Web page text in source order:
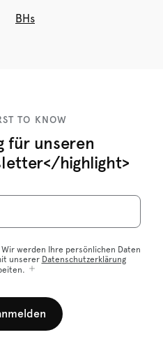
BHs
TO KNOW
für unseren
highlight>
werden Ihre persönlichen Daten
unserer Datenschutzerklärung